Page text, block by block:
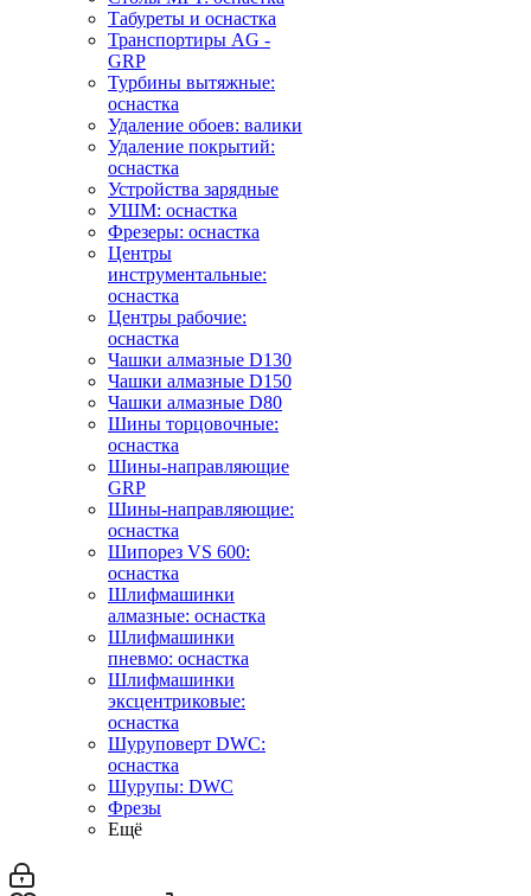
Табуреты и оснастка
Транспортиры AG -
GRP
Турбины вытяжные:
оснастка
Удаление обоев: валики
Удаление покрытий:
оснастка
Устройства зарядные
УШМ: оснастка
Фрезеры: оснастка
Центры
инструментальные:
оснастка
Центры рабочие:
оснастка
Чашки алмазные D130
Чашки алмазные D150
Чашки алмазные D80
Шины торцовочные:
оснастка
Шины-направляющие
GRP
Шины-направляющие:
оснастка
Шипорез VS 600:
оснастка
Шлифмашинки
алмазные: оснастка
Шлифмашинки
пневмо: оснастка
Шлифмашинки
эксцентриковые:
оснастка
Шуруповерт DWC:
оснастка
Шурупы: DWC
Фрезы
Ещё